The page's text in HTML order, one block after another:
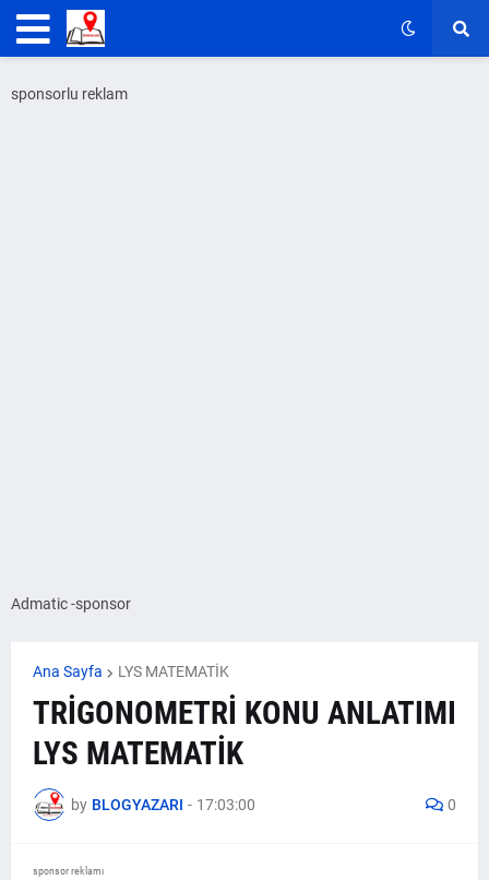
sponsorlu reklam
Admatic -sponsor
Ana Sayfa LYS MATEMATİK
TRİGONOMETRİ KONU ANLATIMI
LYS MATEMATİK
by BLOGYAZARI - 17:03:00 0
sponsor reklamı